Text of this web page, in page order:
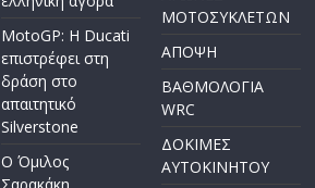
MotoGP: Η Ducati
επιστρέφει στη
δράση στο
απαιτητικό
Silverstone
Ο Όμιλος
Σαρακάκη
ΜΟΤΟΣΥΚΛΕΤΩΝ
ΑΠΟΨΗ
ΒΑΘΜΟΛΟΓΙΑ
WRC
ΔΟΚΙΜΕΣ
ΑΥΤΟΚΙΝΗΤΟΥ